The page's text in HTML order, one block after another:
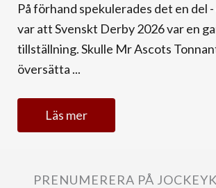
På förhand spekulerades det en del
var att Svenskt Derby 2026 var en
tillställning. Skulle Mr Ascots
översätta ...
Läs mer
PRENUMERERA PÅ